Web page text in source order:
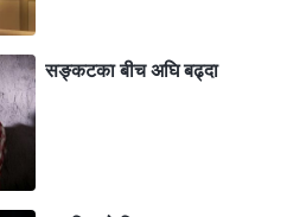
दिएको थिएँ। मेरो चुरोटको टुप्‍पा
छुँदा कस्तो अनुभव हुन्छ त्यो हेर्न
पटक लामो-लामो गरी तान्यो, अनि
डढायो। पीडा भएर मैले मेरो हात
हात जबरजस्ती थिचिरह्यो। उसले
मेरो हतकेलामा अत्यन्तै पीडा
सङ्कटका बीच अघि बढ्दा